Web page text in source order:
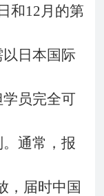
和12 月的第
日本国际
员完全可
通常，报
，届时中国